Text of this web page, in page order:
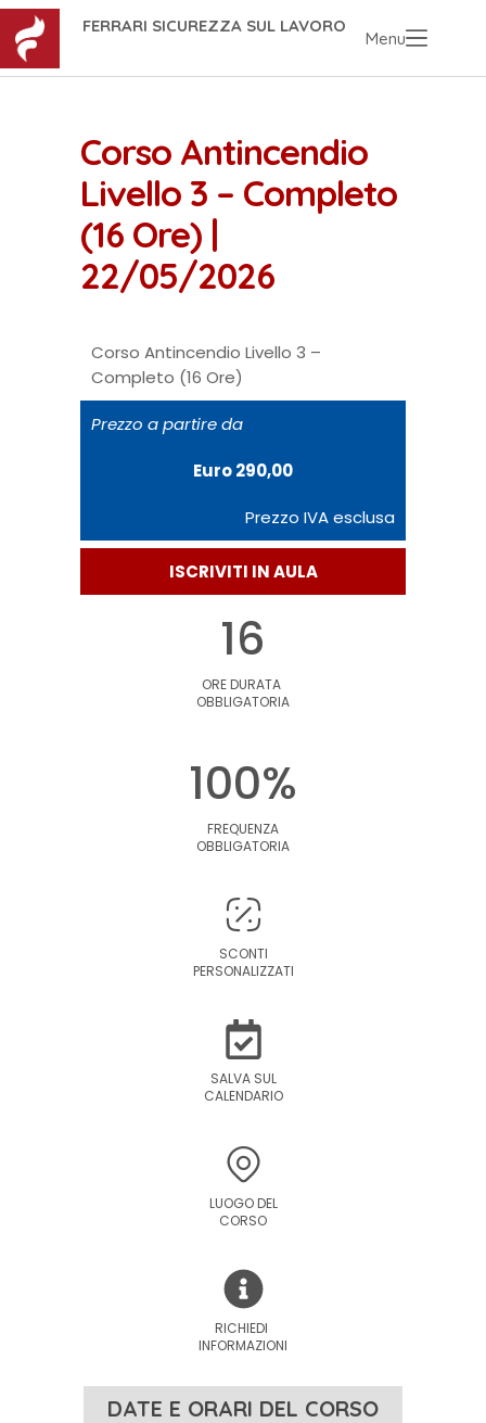
FERRARI SICUREZZA SUL LAVORO
Menu
Corso Antincendio
Livello 3 – Completo
(16 Ore) |
22/05/2026
Corso Antincendio Livello 3 –
Completo (16 Ore)
Prezzo a partire da
Euro 290,00
Prezzo IVA esclusa
ISCRIVITI IN AULA
16
ORE DURATA
OBBLIGATORIA
100%
FREQUENZA
OBBLIGATORIA
SCONTI
PERSONALIZZATI
SALVA SUL
CALENDARIO
LUOGO DEL
CORSO
RICHIEDI
INFORMAZIONI
DATE E ORARI DEL CORSO